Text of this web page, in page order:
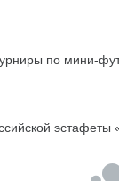
по мини-